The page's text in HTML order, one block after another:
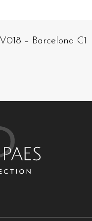
V018 – Barcelona C1